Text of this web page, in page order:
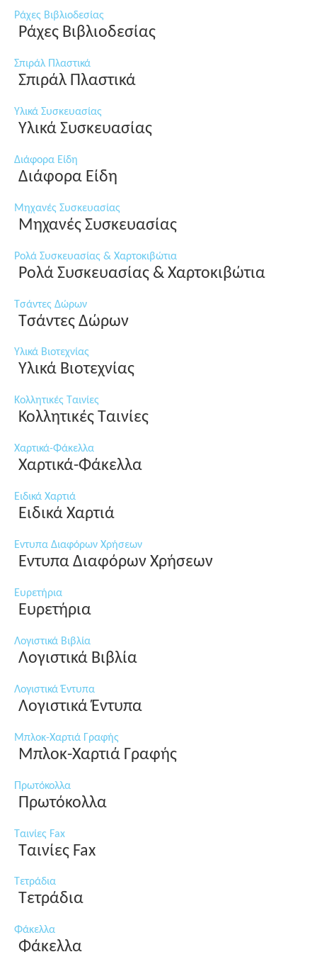
Ράχες Βιβλιοδεσίας
Ράχες Βιβλιοδεσίας
Σπιράλ Πλαστικά
Σπιράλ Πλαστικά
Υλικά Συσκευασίας
Υλικά Συσκευασίας
Διάφορα Είδη
Διάφορα Είδη
Μηχανές Συσκευασίας
Μηχανές Συσκευασίας
Ρολά Συσκευασίας & Χαρτοκιβώτια
Ρολά Συσκευασίας & Χαρτοκιβώτια
Τσάντες Δώρων
Τσάντες Δώρων
Υλικά Βιοτεχνίας
Υλικά Βιοτεχνίας
Κολλητικές Ταινίες
Κολλητικές Ταινίες
Χαρτικά-Φάκελλα
Χαρτικά-Φάκελλα
Ειδικά Χαρτιά
Ειδικά Χαρτιά
Εντυπα Διαφόρων Χρήσεων
Εντυπα Διαφόρων Χρήσεων
Ευρετήρια
Ευρετήρια
Λογιστικά Βιβλία
Λογιστικά Βιβλία
Λογιστικά Έντυπα
Λογιστικά Έντυπα
Μπλοκ-Χαρτιά Γραφής
Μπλοκ-Χαρτιά Γραφής
Πρωτόκολλα
Πρωτόκολλα
Ταινίες Fax
Ταινίες Fax
Τετράδια
Τετράδια
Φάκελλα
Φάκελλα